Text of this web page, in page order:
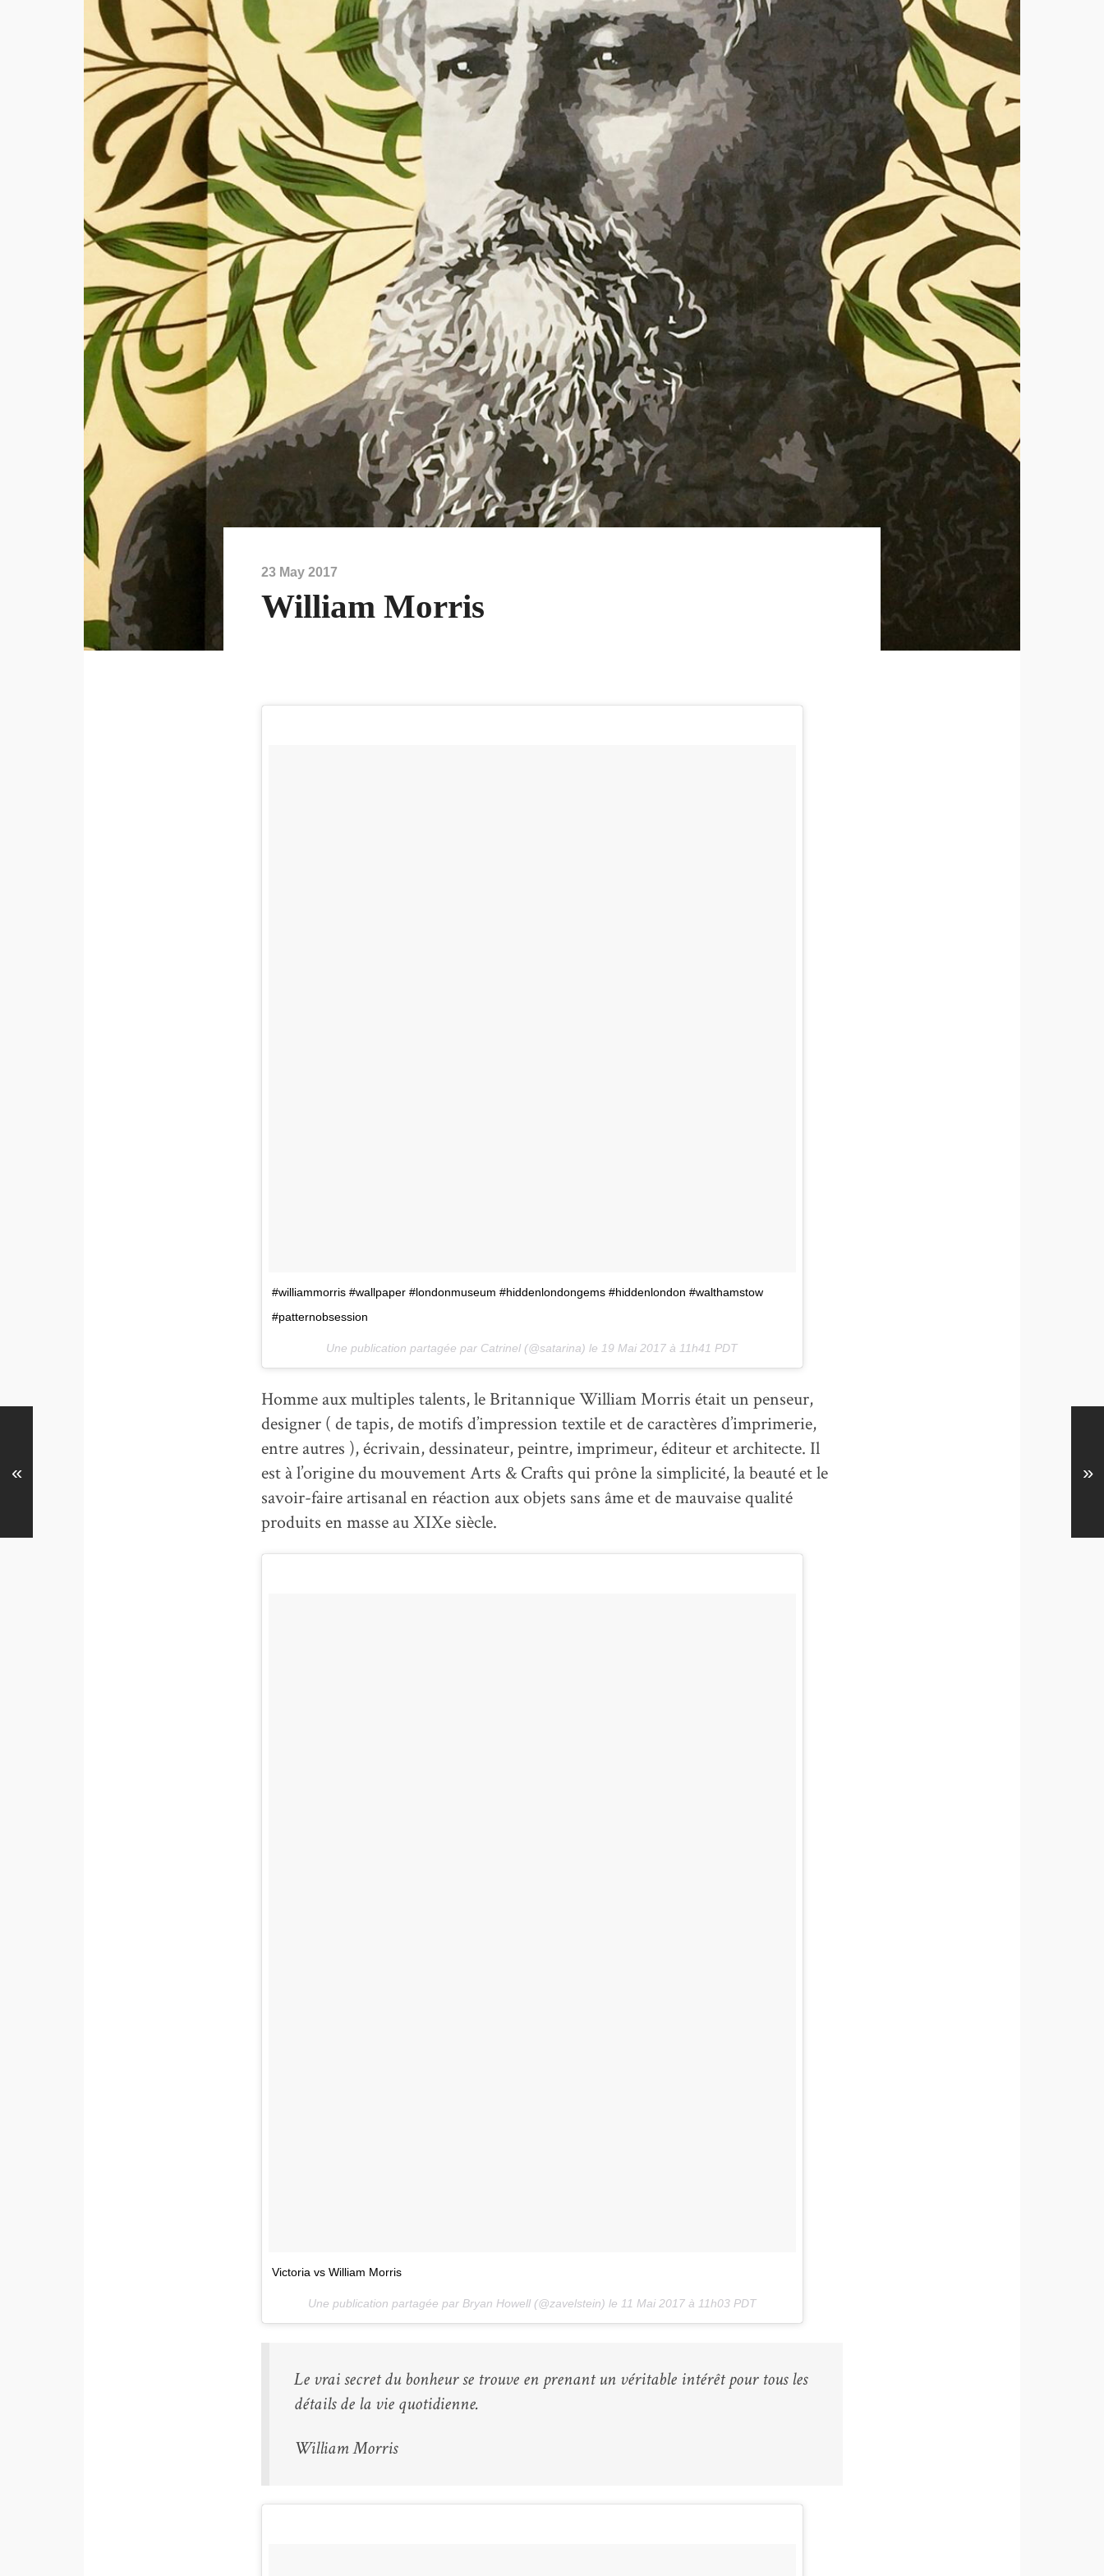
23 May 2017
William Morris
#williammorris #wallpaper #londonmuseum #hiddenlondongems #hiddenlondon #walthamstow
#patternobsession
Une publication partagée par Catrinel (@satarina) le 19 Mai 2017 à 11h41 PDT
Homme aux multiples talents, le Britannique William Morris était un penseur,
designer ( de tapis, de motifs d’impression textile et de caractères d’imprimerie,
entre autres ), écrivain, dessinateur, peintre, imprimeur, éditeur et architecte. Il
est à l’origine du mouvement Arts & Crafts qui prône la simplicité, la beauté et le
savoir-faire artisanal en réaction aux objets sans âme et de mauvaise qualité
produits en masse au XIXe siècle.
Victoria vs William Morris
Une publication partagée par Bryan Howell (@zavelstein) le 11 Mai 2017 à 11h03 PDT
Le vrai secret du bonheur se trouve en prenant un véritable intérêt pour tous les
détails de la vie quotidienne.
William Morris
« »